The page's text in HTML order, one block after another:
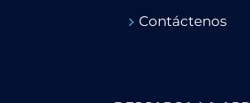
Contáctenos